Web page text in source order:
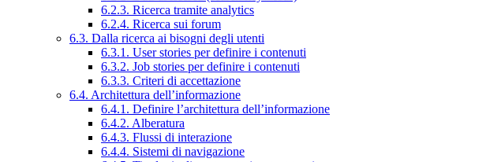
6.2.3. Ricerca tramite analytics
6.2.4. Ricerca sui forum
6.3. Dalla ricerca ai bisogni degli utenti
6.3.1. User stories per definire i contenuti
6.3.2. Job stories per definire i contenuti
6.3.3. Criteri di accettazione
6.4. Architettura dell’informazione
6.4.1. Definire l’architettura dell’informazione
6.4.2. Alberatura
6.4.3. Flussi di interazione
6.4.4. Sistemi di navigazione